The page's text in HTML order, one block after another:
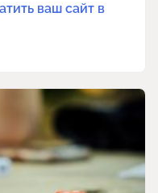
ваш сайт в